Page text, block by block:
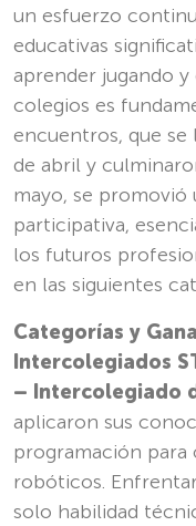
un esfuerzo
educativas
aprender jugando
colegios es
encuentros, que se
de abril y
mayo, se promovió
participativa,
los futuros
en las siguientes
Categorías y
Intercolegiados
– Intercolegiado
aplicaron sus
programación
robóticos.
solo habilidad